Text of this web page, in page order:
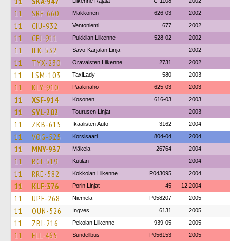
11 SRF-660 Makkonen 626-03 2002
11 CIU-932 Ventoniemi 677 2002
11 CFJ-911 Pukkilan Liikenne 528-02 2002
11 ILK-532 Savo-Karjalan Linja 2002
11 TYX-230 Oravaisten Liikenne 2731 2002
11 LSM-103 TaxiLady 580 2003
11 KLY-910 Paakinaho 625-03 2003
11 XSF-914 Kosonen 616-03 2003
11 SYL-202 Tourusen Linjat 2003
11 ZKB-615 Ikaalisten Auto 3162 2004
11 VOG-525 Korsisaari 804-04 2004
11 MNY-937 Mäkela 26764 2004
11 BCI-519 Kutilan 2004
11 RRE-582 Kokkolan Liikenne P043095 2004
11 KLF-376 Porin Linjat 45 12.2004
11 UPF-268 Niemelä P058207 2005
11 OUN-526 Ingves 6131 2005
11 ZBI-216 Pekolan Liikenne 939-05 2005
11 FLL-465 Sundellbus P056153 2005